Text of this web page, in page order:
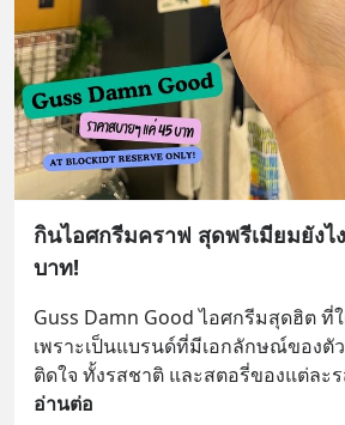
กินไอศกรีมคราฟ สุดพรีเมียมยังไ
บาท!
Guss Damn Good ไอศกรีมสุดฮิต ที่
เพราะเป็นแบรนด์ที่มีเอกลักษณ์ของตั
ติดใจ ทั้งรสชาติ และสตอรี่ของแต่ละ
อ่านต่อ